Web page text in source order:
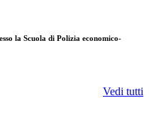
la Scuola di Polizia economico-
Vedi tutti